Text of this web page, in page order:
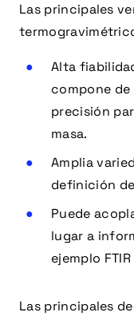
Las principales
Alta
compone
precisión
masa.
Amplia
definición
Puede
lugar a
ejemplo FTIR
Las principales